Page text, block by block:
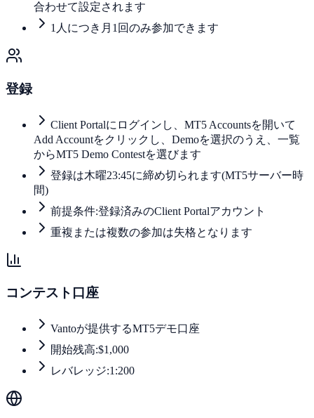
合わせて設定されます
1人につき月1回のみ参加できます
登録
Client Portalにログインし、MT5 Accountsを開いて
Add Accountをクリックし、Demoを選択のうえ、一覧
からMT5 Demo Contestを選びます
登録は木曜23:45に締め切られます(MT5サーバー時
間)
前提条件:登録済みのClient Portalアカウント
重複または複数の参加は失格となります
コンテスト口座
Vantoが提供するMT5デモ口座
開始残高:$1,000
レバレッジ:1:200